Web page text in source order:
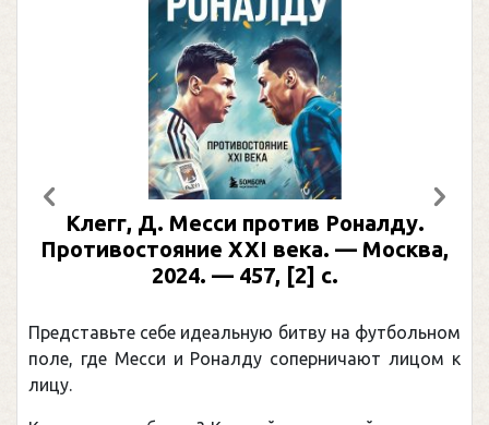
Д. Месси против Роналду.
XXI века. — Москва,
2024. — 457, [2] с.
себе идеальную битву на футбольном
где Месси и Роналду соперничают лицом к
Предыдущий